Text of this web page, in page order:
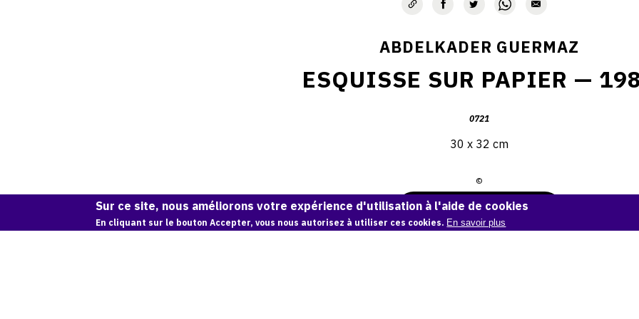
ABDELKADER GUERMAZ
ESQUISSE SUR PAPIER —
0721
30 x 32 cm
©
Demande d'information
Sur ce site, nous améliorons votre expérience d'utilisation à l'aide de cookies
En cliquant sur le bouton Accepter, vous nous autorisez à utiliser ces cookies. En savoir plus